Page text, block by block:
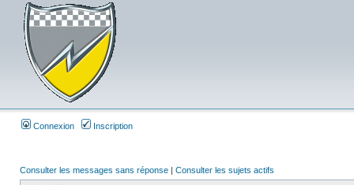
Connexion Inscription
Consulter les messages sans réponse | Consulter les sujets actifs